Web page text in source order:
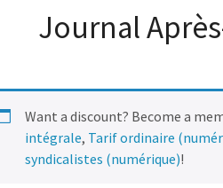
Journal
Want a discount? Become a
intégrale, Tarif ordinaire
syndicalistes (numérique)!